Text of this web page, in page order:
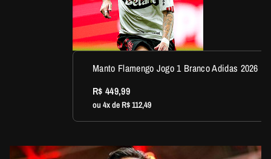
Manto Flamengo Jogo 1 Branco Adidas 2026
R$ 449,99
ou 4x de R$ 112,49